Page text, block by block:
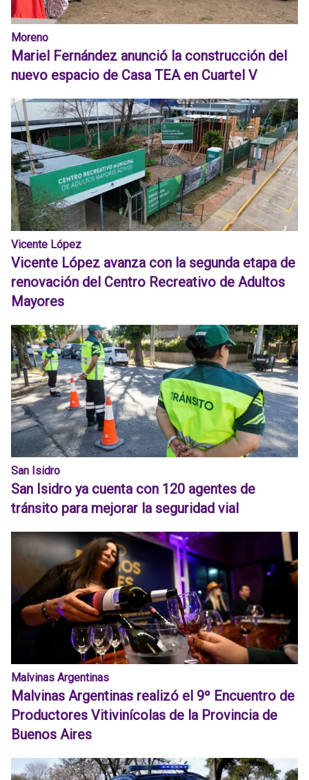
Moreno
Mariel Fernández anunció la construcción del
nuevo espacio de Casa TEA en Cuartel V
Vicente López
Vicente López avanza con la segunda etapa de
renovación del Centro Recreativo de Adultos
Mayores
San Isidro
San Isidro ya cuenta con 120 agentes de
tránsito para mejorar la seguridad vial
Malvinas Argentinas
Malvinas Argentinas realizó el 9º Encuentro de
Productores Vitivinícolas de la Provincia de
Buenos Aires